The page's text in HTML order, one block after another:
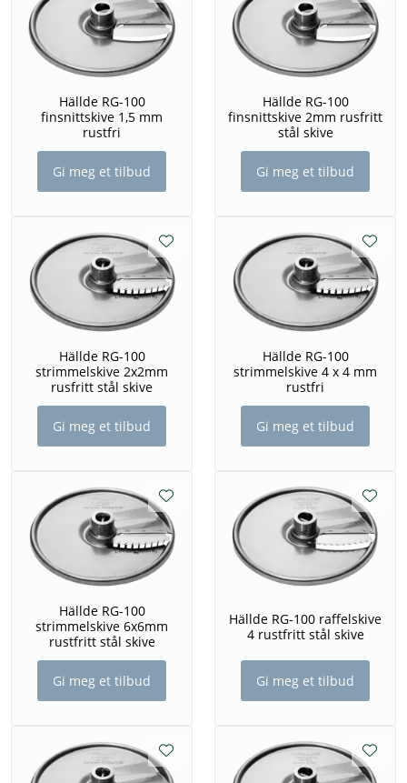
Hällde RG-100
finsnittskive 1,5 mm
rustfri
Gi meg et tilbud
Hällde RG-100
finsnittskive 2mm rusfritt
stål skive
Gi meg et tilbud
Hällde RG-100
strimmelskive 2x2mm
rusfritt stål skive
Gi meg et tilbud
Hällde RG-100
strimmelskive 4 x 4 mm
rustfri
Gi meg et tilbud
Hällde RG-100
strimmelskive 6x6mm
rustfritt stål skive
Gi meg et tilbud
Hällde RG-100 raffelskive
4 rustfritt stål skive
Gi meg et tilbud